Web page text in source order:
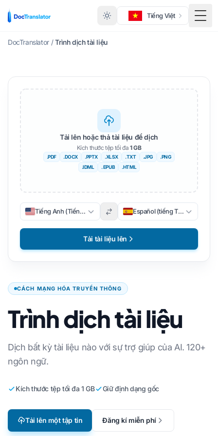
Tiếng Việt
DocTranslator / Trình dịch tài liệu
CÁCH MẠNG HÓA TRUYỀN THÔNG
Trình dịch tài liệu
Dịch bất kỳ tài liệu nào với sự trợ giúp của AI. 120+
ngôn ngữ.
Kích thước tệp tối đa 1 GB Giữ định dạng gốc
Tải lên một tập tin Đăng kí miễn phí
Tải lên hoặc thả tài liệu để dịch
Kích thước tệp tối đa 1 GB
.PDF .DOCX .PPTX .XLSX .TXT .JPG
.PNG
.IDML
. EPUB .HTML
Tiếng Anh (Tiếng Anh) Español (tiếng Tây Ban Nha)
Tải tài liệu lên